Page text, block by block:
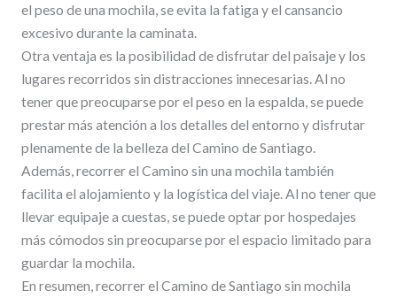
el peso de una mochila, se evita la fatiga y el cansancio
excesivo durante la caminata.
Otra ventaja es la posibilidad de disfrutar del paisaje y los
lugares recorridos sin distracciones innecesarias. Al no
tener que preocuparse por el peso en la espalda, se puede
prestar más atención a los detalles del entorno y disfrutar
plenamente de la belleza del Camino de Santiago.
Además, recorrer el Camino sin una mochila también
facilita el alojamiento y la logística del viaje. Al no tener que
llevar equipaje a cuestas, se puede optar por hospedajes
más cómodos sin preocuparse por el espacio limitado para
guardar la mochila.
En resumen, recorrer el Camino de Santiago sin mochila